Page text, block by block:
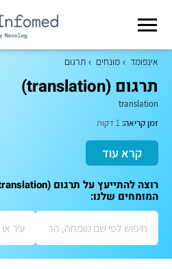
אינפומד מונחים תרגום
תרגום (translation)
translation
זמן קריאה:
קרא עוד
המומחים שלנו: